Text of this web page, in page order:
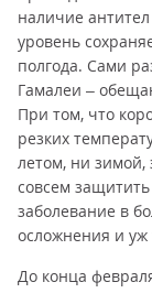
наличие
уровень
полгода. Сами
Гамалеи –
При том, что
резких
летом, ни зимой,
совсем
заболевание в
осложнения и уж
До конца